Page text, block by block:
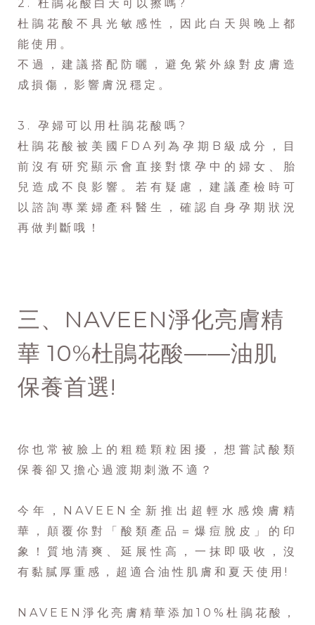
2. 杜鵑花酸白天可以擦嗎?
杜鵑花酸不具光敏感性，因此白天與晚上都
能使用。
不過，建議搭配防曬，避免紫外線對皮膚造
成損傷，影響膚況穩定。
3. 孕婦可以用杜鵑花酸嗎?
杜鵑花酸被美國FDA列為孕期B級成分，目
前沒有研究顯示會直接對懷孕中的婦女、胎
兒造成不良影響。若有疑慮，建議產檢時可
以諮詢專業婦產科醫生，確認自身孕期狀況
再做判斷哦！
三、NAVEEN淨化亮膚精
華 10%杜鵑花酸——油肌
保養首選!
你也常被臉上的粗糙顆粒困擾，想嘗試酸類
保養卻又擔心過渡期刺激不適？
今年，NAVEEN全新推出超輕水感煥膚精
華，顛覆你對「酸類產品＝爆痘脫皮」的印
象！質地清爽、延展性高，一抹即吸收，沒
有黏膩厚重感，超適合油性肌膚和夏天使用!
NAVEEN淨化亮膚精華添加10%杜鵑花酸，